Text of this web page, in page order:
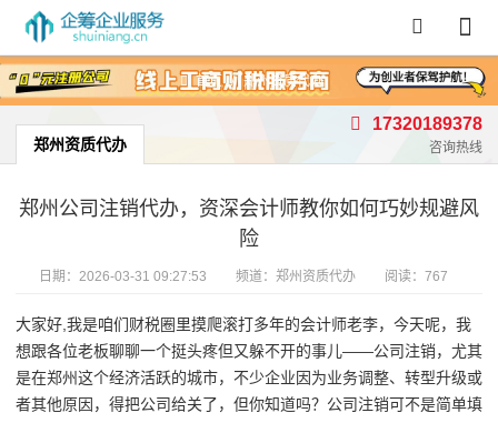
首页 / 郑州资质代办
郑州资质代办
17320189378
咨询热线
郑州公司注销代办，资深会计师教你如何巧妙规避风
险
日期： 2026-03-31 09:27:53 频道： 郑州资质代办 阅读：767
大家好,我是咱们财税圈里摸爬滚打多年的会计师老李，今天呢，我
想跟各位老板聊聊一个挺头疼但又躲不开的事儿——公司注销，尤其
是在郑州这个经济活跃的城市，不少企业因为业务调整、转型升级或
者其他原因，得把公司给关了，但你知道吗？公司注销可不是简单填